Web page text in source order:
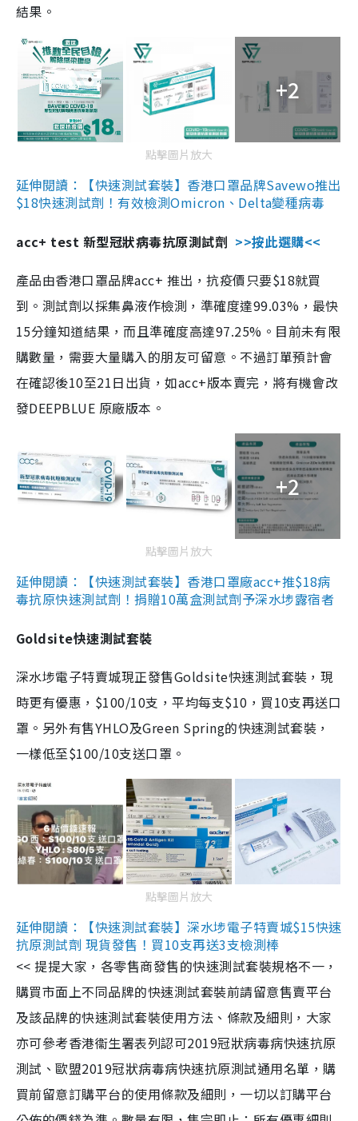
結果。
+2
點擊圖片放大
延伸閱讀：【快速測試套裝】香港口罩品牌Savewo推出
$18快速測試劑！有效檢測Omicron、Delta變種病毒
acc+ test 新型冠狀病毒抗原測試劑 >>按此選購<<
產品由香港口罩品牌acc+ 推出，抗疫價只要$18就買
到。測試劑以採集鼻液作檢測，準確度達99.03%，最快
15分鐘知道結果，而且準確度高達97.25%。目前未有限
購數量，需要大量購入的朋友可留意。不過訂單預計會
在確認後10至21日出貨，如acc+版本賣完，將有機會改
發DEEPBLUE 原廠版本。
+2
點擊圖片放大
延伸閱讀：【快速測試套裝】香港口罩廠acc+推$18病
毒抗原快速測試劑！捐贈10萬盒測試劑予深水埗露宿者
Goldsite快速測試套裝
深水埗電子特賣城現正發售Goldsite快速測試套裝，現
時更有優惠，$100/10支，平均每支$10，買10支再送口
罩。另外有售YHLO及Green Spring的快速測試套裝，
一樣低至$100/10支送口罩。
點擊圖片放大
延伸閱讀：【快速測試套裝】深水埗電子特賣城$15快速
抗原測試劑 現貨發售！買10支再送3支檢測棒
<< 提提大家，各零售商發售的快速測試套裝規格不一，
購買市面上不同品牌的快速測試套裝前請留意售賣平台
及該品牌的快速測試套裝使用方法、條款及細則，大家
亦可參考香港衞生署表列認可2019冠狀病毒病快速抗原
測試、歐盟2019冠狀病毒病快速抗原測試通用名單，購
買前留意訂購平台的使用條款及細則，一切以訂購平台